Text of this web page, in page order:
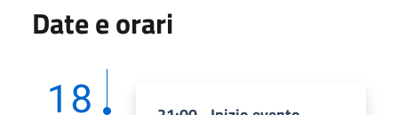
Date e orari
18